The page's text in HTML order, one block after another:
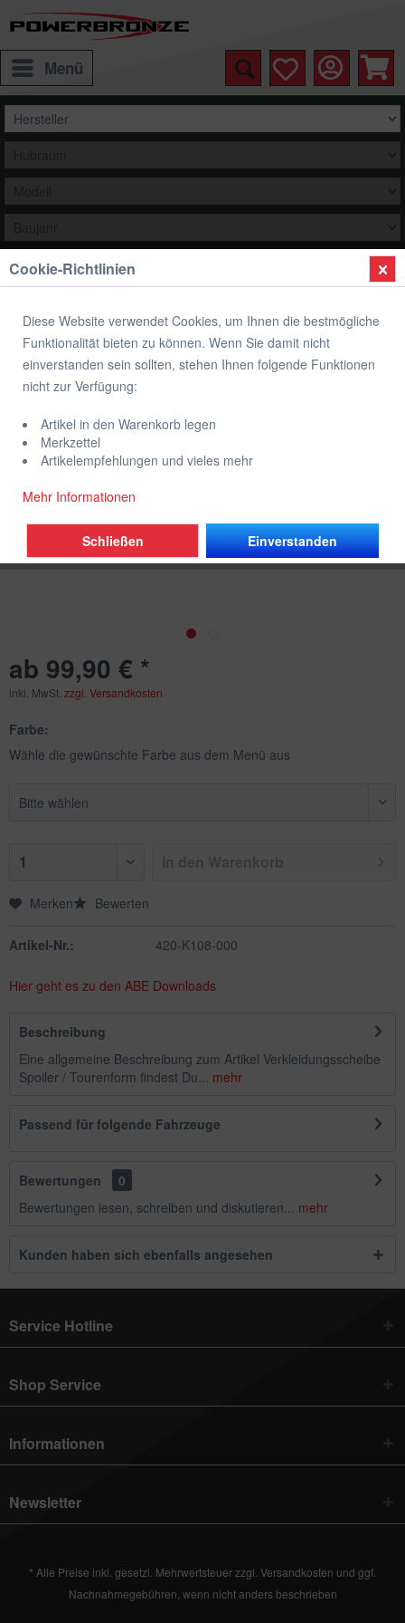
Menü
Auswählen
Übersicht Verkleidungsscheibe Spoiler / Tourenform
Verkleidungsscheibe Spoiler / Tourenform
KAWASAKI ZX 550 UNITRAC
ab 99,90 € *
inkl. MwSt. zzgl. Versandkosten
Farbe:
Wähle die gewünschte Farbe aus dem Menü aus
Merken Bewerten
Artikel-Nr.: 420-K108-000
Hier geht es zu den ABE Downloads
Beschreibung
Eine allgemeine Beschreibung zum Artikel Verkleidungsscheibe
Spoiler / Tourenform findest Du... mehr
Passend für folgende Fahrzeuge
Bewertungen
0
Bewertungen lesen, schreiben und diskutieren... mehr
Kunden haben sich ebenfalls angesehen
Service Hotline
Shop Service
Informationen
Newsletter
* Alle Preise inkl. gesetzl. Mehrwertsteuer zzgl. Versandkosten und ggf.
Nachnahmegebühren, wenn nicht anders beschrieben
Cookie-Richtlinien
Diese Website verwendet Cookies, um Ihnen die bestmögliche
Funktionalität bieten zu können. Wenn Sie damit nicht
einverstanden sein sollten, stehen Ihnen folgende Funktionen
nicht zur Verfügung:
Artikel in den Warenkorb legen
Merkzettel
Artikelempfehlungen und vieles mehr
Mehr Informationen
Einverstanden
Schließen